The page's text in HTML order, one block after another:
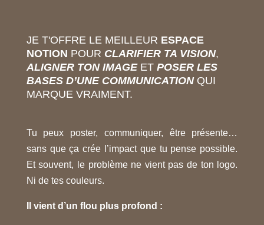
JE T'OFFRE LE MEILLEUR ESPACE
NOTION POUR CLARIFIER TA VISION,
ALIGNER TON IMAGEETPOSER LES
BASES D’UNE COMMUNICATIONQUI
MARQUE VRAIMENT.
Tu peux poster, communiquer, être présente…
sans que ça crée l’impact que tu pense possible.
Et souvent, le problème ne vient pas de ton logo.
Ni de tes couleurs.
Il vient d’un flou plus profond :